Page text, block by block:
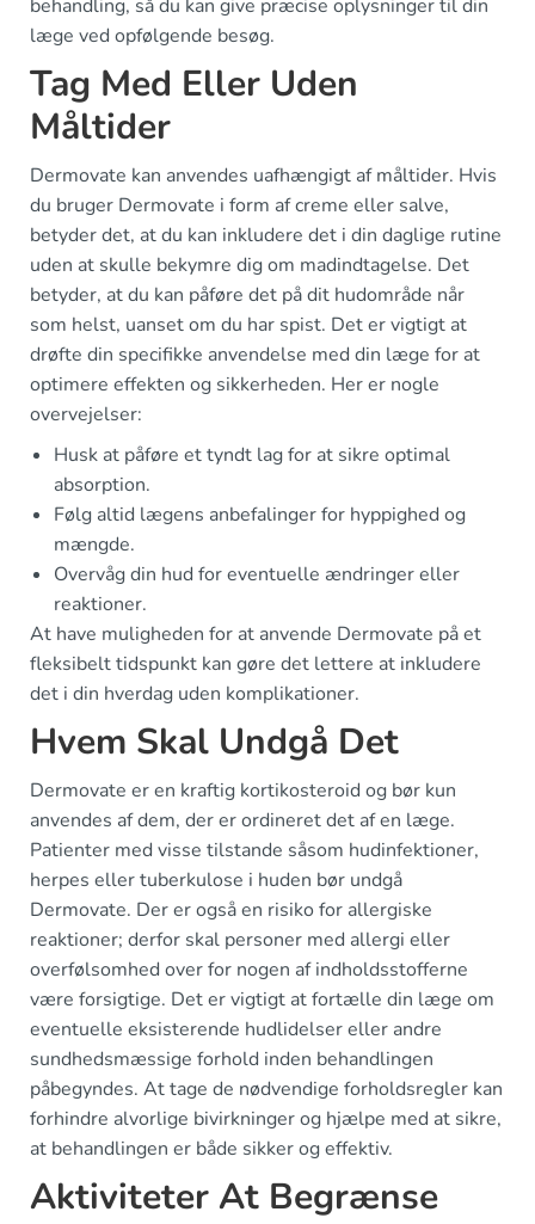
behandling, så du kan give præcise oplysninger til din
læge ved opfølgende besøg.
Tag Med Eller Uden
Måltider
Dermovate kan anvendes uafhængigt af måltider. Hvis
du bruger Dermovate i form af creme eller salve,
betyder det, at du kan inkludere det i din daglige rutine
uden at skulle bekymre dig om madindtagelse. Det
betyder, at du kan påføre det på dit hudområde når
som helst, uanset om du har spist. Det er vigtigt at
drøfte din specifikke anvendelse med din læge for at
optimere effekten og sikkerheden. Her er nogle
overvejelser:
Husk at påføre et tyndt lag for at sikre optimal
absorption.
Følg altid lægens anbefalinger for hyppighed og
mængde.
Overvåg din hud for eventuelle ændringer eller
reaktioner.
At have muligheden for at anvende Dermovate på et
fleksibelt tidspunkt kan gøre det lettere at inkludere
det i din hverdag uden komplikationer.
Hvem Skal Undgå Det
Dermovate er en kraftig kortikosteroid og bør kun
anvendes af dem, der er ordineret det af en læge.
Patienter med visse tilstande såsom hudinfektioner,
herpes eller tuberkulose i huden bør undgå
Dermovate. Der er også en risiko for allergiske
reaktioner; derfor skal personer med allergi eller
overfølsomhed over for nogen af indholdsstofferne
være forsigtige. Det er vigtigt at fortælle din læge om
eventuelle eksisterende hudlidelser eller andre
sundhedsmæssige forhold inden behandlingen
påbegyndes. At tage de nødvendige forholdsregler kan
forhindre alvorlige bivirkninger og hjælpe med at sikre,
at behandlingen er både sikker og effektiv.
Aktiviteter At Begrænse